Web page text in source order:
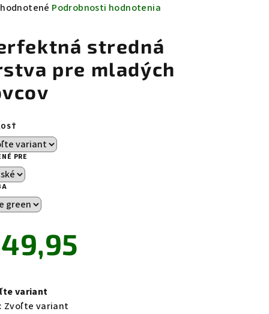
Podrobnosti hodnotenia
stredná
pre mladých
PRE
variant
Zvoľte variant